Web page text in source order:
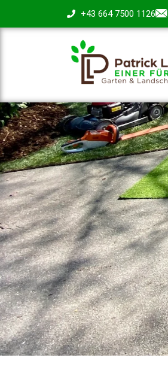
+43 664 7500 1126